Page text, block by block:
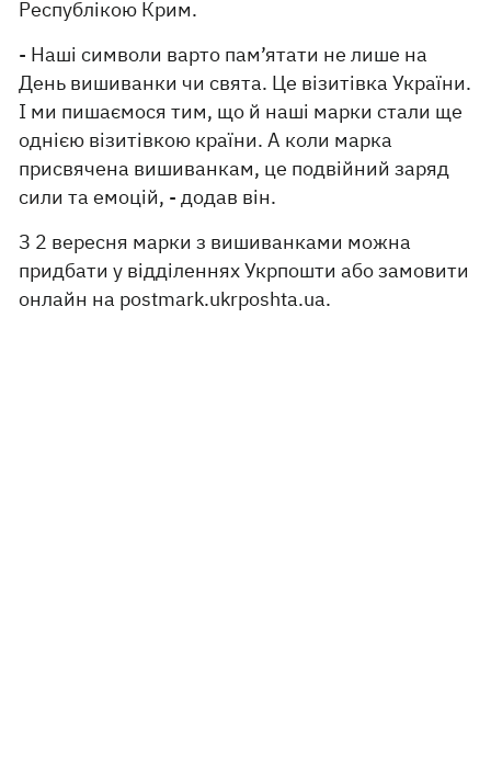
Республікою Крим.
- Наші символи варто пам’ятати не лише на
День вишиванки чи свята. Це візитівка України.
І ми пишаємося тим, що й наші марки стали ще
однією візитівкою країни. А коли марка
присвячена вишиванкам, це подвійний заряд
сили та емоцій, - додав він.
З 2 вересня марки з вишиванками можна
придбати у відділеннях Укрпошти або замовити
онлайн на postmark.ukrposhta.ua.